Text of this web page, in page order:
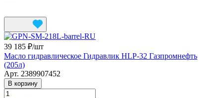
39 185 ₽/шт
Масло гидравлическое Гидравлик HLP-32 Газпромнефть
(205л)
Арт. 2389907452
В корзину